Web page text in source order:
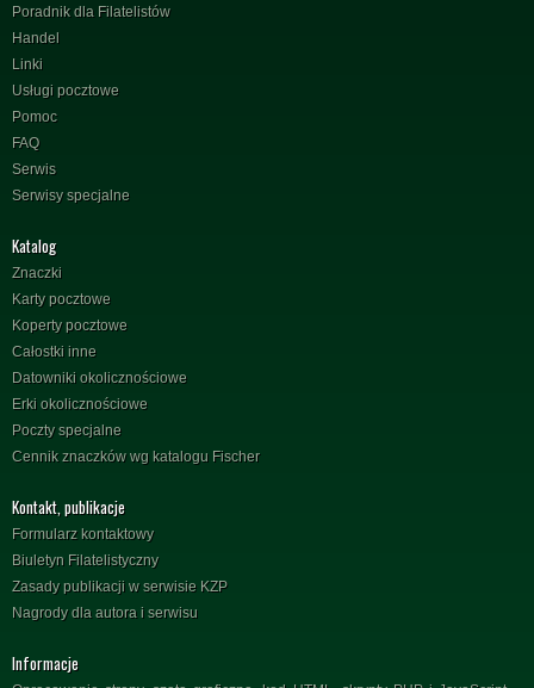
Poradnik dla Filatelistów
Handel
Linki
Usługi pocztowe
Pomoc
FAQ
Serwis
Serwisy specjalne
Katalog
Znaczki
Karty pocztowe
Koperty pocztowe
Całostki inne
Datowniki okolicznościowe
Erki okolicznościowe
Poczty specjalne
Cennik znaczków wg katalogu Fischer
Kontakt, publikacje
Formularz kontaktowy
Biuletyn Filatelistyczny
Zasady publikacji w serwisie KZP
Nagrody dla autora i serwisu
Informacje